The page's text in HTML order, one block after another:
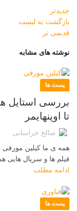
جدیدتر
بازگشت به لیست
قدیمی تر
نوشته های مشابه
پست ها
بررسی استایل
تا اوپنهایمر
صالح خراسانی
همه ی ما کیلین مورفی
فیلم ها و سریال هایی
ادامه مطلب
پست ها